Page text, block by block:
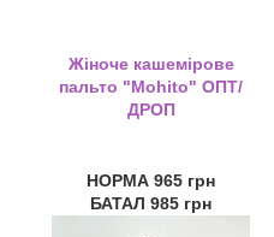
Жіноче кашемірове
пальто "Mohito" ОПТ/
ДРОП
НОРМА 965 грн
БАТАЛ 985 грн